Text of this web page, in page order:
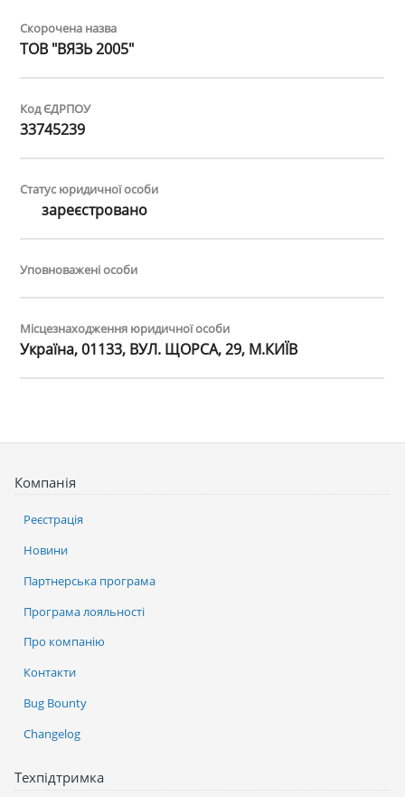
Скорочена назва
ТОВ "ВЯЗЬ 2005"
Код ЄДРПОУ
33745239
Статус юридичної особи
зареєстровано
Уповноважені особи
Місцезнаходження юридичної особи
Україна, 01133, ВУЛ. ЩОРСА, 29, М.КИЇВ
Компанія
Реєстрація
Новини
Партнерська програма
Програма лояльності
Про компанію
Контакти
Bug Bounty
Changelog
Техпідтримка